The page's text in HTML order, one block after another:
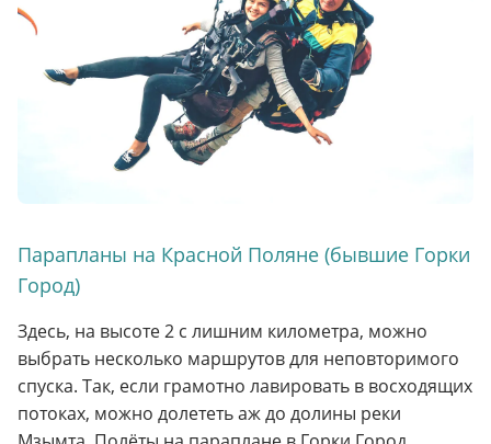
Парапланы на Красной Поляне (бывшие Горки
Город)
Здесь, на высоте 2 с лишним километра, можно
выбрать несколько маршрутов для неповторимого
спуска. Так, если грамотно лавировать в восходящих
потоках, можно долететь аж до долины реки